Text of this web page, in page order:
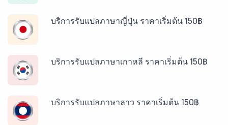
บริการรับแปลภาษาญี่ปุ่น ราคาเริ่มต้น 150฿
บริการรับแปลภาษาเกาหลี ราคาเริ่มต้น 150฿
บริการรับแปลภาษาลาว ราคาเริ่มต้น 150฿